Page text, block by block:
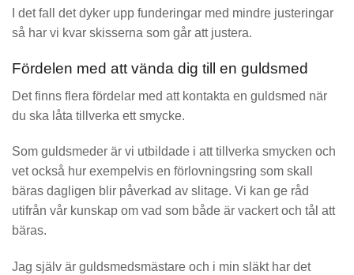
I det fall det dyker upp funderingar med mindre justeringar
så har vi kvar skisserna som går att justera.
Fördelen med att vända dig till en guldsmed
Det finns flera fördelar med att kontakta en guldsmed när
du ska låta tillverka ett smycke.
Som guldsmeder är vi utbildade i att tillverka smycken och
vet också hur exempelvis en förlovningsring som skall
bäras dagligen blir påverkad av slitage. Vi kan ge råd
utifrån vår kunskap om vad som både är vackert och tål att
bäras.
Jag själv är guldsmedsmästare och i min släkt har det